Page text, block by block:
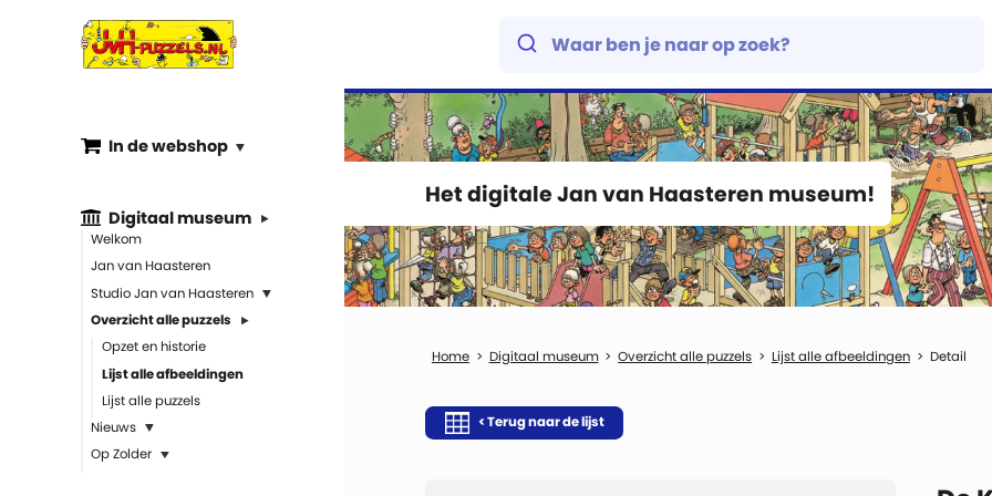
Het digitale Jan van Haasteren museum!
In de webshop
Digitaal museum
Welkom
Jan van Haasteren
Studio Jan van Haasteren
Overzicht alle puzzels
Opzet en historie
Lijst alle afbeeldingen
Lijst alle puzzels
Nieuws
Op Zolder
Digitaal museum Overzicht alle puzzels Lijst alle afbeeldingen Detail
< Terug naar de lijst